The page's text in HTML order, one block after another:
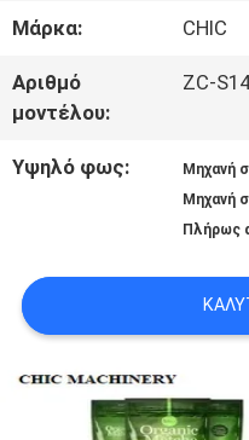
ΕΠΙΣΚΈΨΕΙΣ
ΣΤΟ
ΕΡΓΟΣΤΆΣΙΟ
ΠΟΙΌΤΗΤΑΣ
Μάρκα: CHIC
Αριθμό
μοντέλου:
ZC-
Υψηλό φως: Μηχανή
Μηχανή
Πλήρως